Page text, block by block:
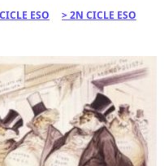
ESO
2N CICLE ESO